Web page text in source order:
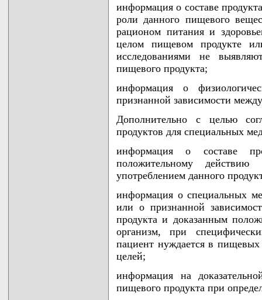
информация о составе
роли данного пищевого
рационом питания и
целом пищевом продукте
исследованиями не
пищевого продукта;
информация о
признанной зависимости
Дополнительно с целью
продуктов для специальных
информация о составе
положительному
употреблением данного
информация о специальных
или о признанной
продукта и доказанным
организм, при
пациент нуждается в
целей;
информация на
пищевого продукта при